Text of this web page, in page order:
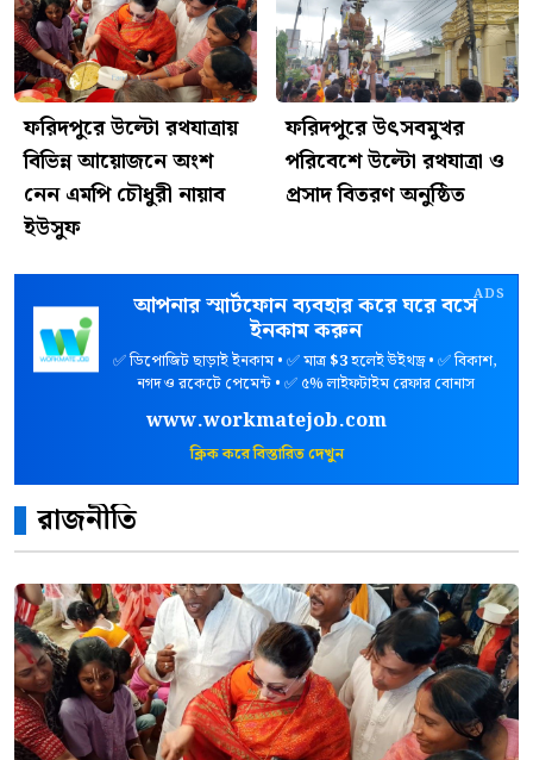
ফরিদপুরে উল্টো রথযাত্রায়
বিভিন্ন আয়োজনে অংশ
নেন এমপি চৌধুরী নায়াব
ইউসুফ
ফরিদপুরে উৎসবমুখর
পরিবেশে উল্টো রথযাত্রা ও
প্রসাদ বিতরণ অনুষ্ঠিত
ADS
আপনার স্মার্টফোন ব্যবহার করে ঘরে বসে
ইনকাম করুন
✅ ডিপোজিট ছাড়াই ইনকাম • ✅ মাত্র$3হলেই উইথড্র • ✅ বিকাশ,
নগদ ও রকেটে পেমেন্ট • ✅ ৫% লাইফটাইম রেফার বোনাস
www.workmatejob.com
ক্লিক করে বিস্তারিত দেখুন
রাজনীতি